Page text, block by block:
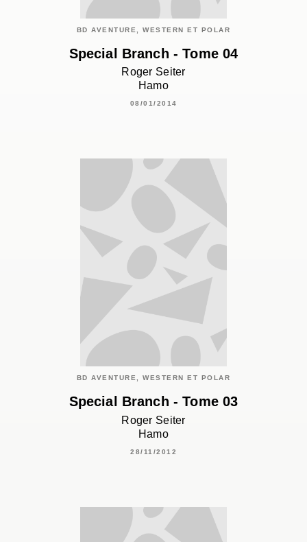
BD AVENTURE, WESTERN ET POLAR
Special Branch - Tome 04
Roger Seiter
Hamo
08/01/2014
BD AVENTURE, WESTERN ET POLAR
Special Branch - Tome 03
Roger Seiter
Hamo
28/11/2012